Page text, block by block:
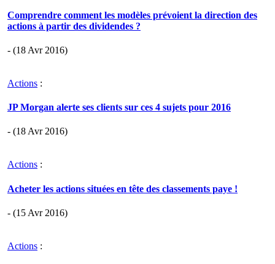
Comprendre comment les modèles prévoient la direction des
actions à partir des dividendes ?
- (18 Avr 2016)
Actions :
JP Morgan alerte ses clients sur ces 4 sujets pour 2016
- (18 Avr 2016)
Actions :
Acheter les actions situées en tête des classements paye !
- (15 Avr 2016)
Actions :